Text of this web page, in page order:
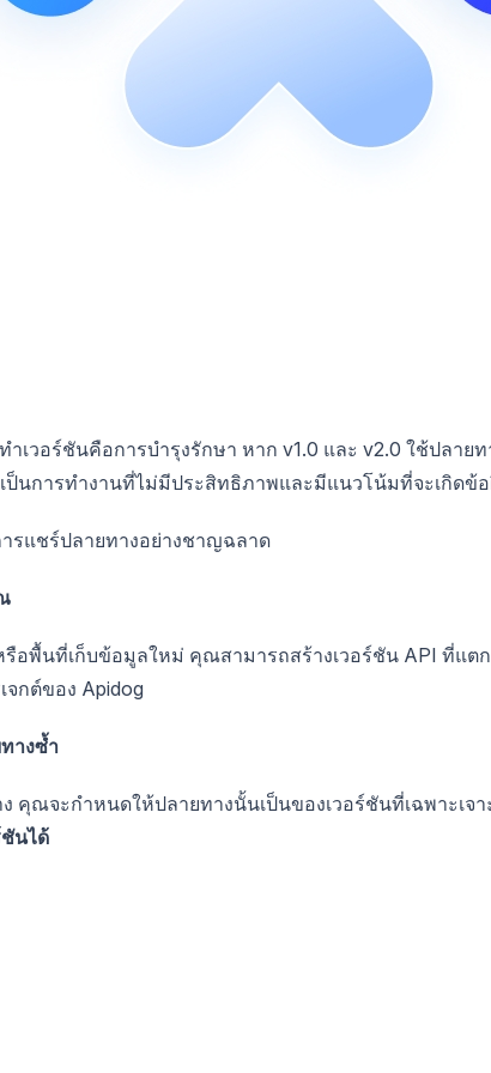
วอร์ชันคือการบำรุงรักษา หาก v1.0 และ v2.0 ใช้ปลาย
ป็นการทำงานที่ไม่มีประสิทธิภาพและมีแนวโน้มที่จะเกิดข้
รแชร์ปลายทางอย่างชาญฉลาด
อพื้นที่เก็บข้อมูลใหม่ คุณสามารถสร้างเวอร์ชัน API ที่แตก
จกต์ของ Apidog
างซ้ำ
คุณจะกำหนดให้ปลายทางนั้นเป็นของเวอร์ชันที่เฉพาะเจ
นได้